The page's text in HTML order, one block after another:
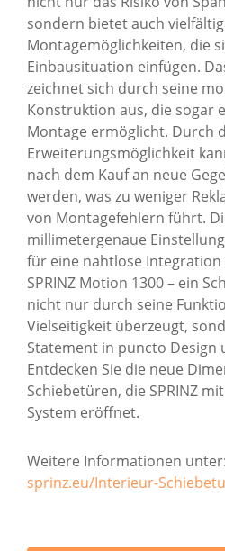
sondern bietet auch
Montagemöglichkeiten, die
Einbausituation einfügen.
zeichnet sich durch seine
Konstruktion aus, die sogar
Montage ermöglicht. Durch
Erweiterungsmöglichkeit
nach dem Kauf an neue
werden, was zu weniger
von Montagefehlern führt.
millimetergenaue
für eine nahtlose Integration
SPRINZ Motion 1300 – ein
nicht nur durch seine
Vielseitigkeit überzeugt,
Statement in puncto Design
Entdecken Sie die neue
Schiebetüren, die SPRINZ
System eröffnet.
Weitere Informationen unter:
sprinz.eu/Interieur-